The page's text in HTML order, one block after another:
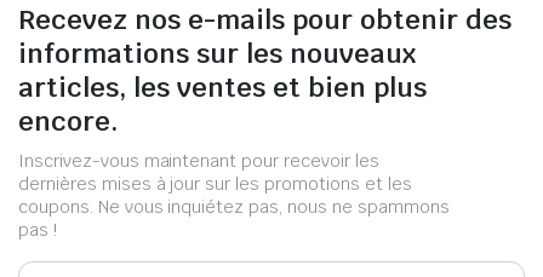
Recevez nos e-mails pour obtenir des
informations sur les nouveaux
articles, les ventes et bien plus
encore.
Inscrivez-vous maintenant pour recevoir les
dernières mises à jour sur les promotions et les
coupons. Ne vous inquiétez pas, nous ne spammons
pas !